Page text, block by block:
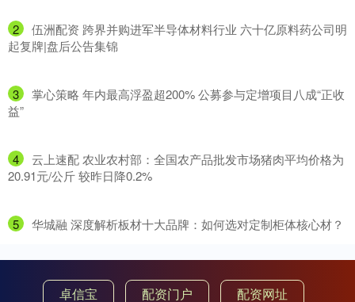
2
​伍洲配资 跨界并购进军半导体材料行业 六十亿原料药公司明
起复牌|盘后公告集锦
3
​掌心策略 年内最高浮盈超200% 公募参与定增项目八成“正收
益”
4
​云上速配 农业农村部：全国农产品批发市场猪肉平均价格为
20.91元/公斤 较昨日降0.2%
5 ​华城融 深度解析板材十大品牌：如何选对定制柜体核心材？
卓信宝 配资门户 配资网址